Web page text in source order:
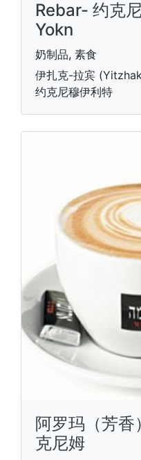
Rebar- 约克
Yokn
奶制品, 素食
伊扎克-拉宾
约克尼穆伊利特
阿罗玛（芳香
克尼姆